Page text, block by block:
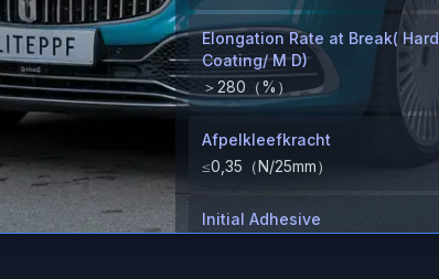
Elongation Rate at Break( Hard
Coating/ M D)
＞280（%）
Afpelkleefkracht
≤0,35（N/25mm）
Initial Adhesive